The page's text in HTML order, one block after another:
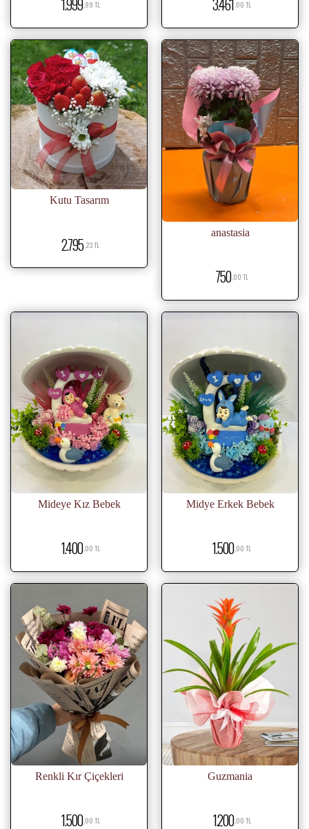
1.999 ,99 TL 3.461 ,00 TL
Kutu Tasarım
2.795 ,23 TL
anastasia
750,00 TL
Mideye Kız Bebek
1.400 ,00 TL
Midye Erkek Bebek
1.500 ,00 TL
Renkli Kır Çiçekleri
1.500 ,00 TL
Guzmania
1.200,00 TL